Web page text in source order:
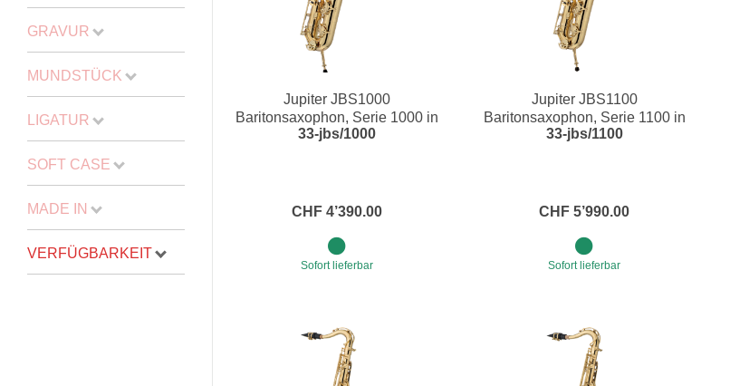
GRAVUR
MUNDSTÜCK
LIGATUR
SOFT CASE
MADE IN
VERFÜGBARKEIT
Jupiter JBS1000
Baritonsaxophon, Serie 1000 in
Eb
33-jbs/1000
CHF 4’390.00
Sofort lieferbar
Jupiter JBS1100
Baritonsaxophon, Serie 1100 in
Eb
33-jbs/1100
CHF 5’990.00
Sofort lieferbar